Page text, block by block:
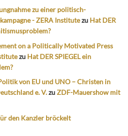
zu einer politisch-
- ZERA Institutezu Hat DER
on a Politically Motivated Press
zu Hat DER SPIEGEL ein
von EU und UNO – Christen in
e. V.zuZDF-Mauershow mit
den Kanzler bröckelt